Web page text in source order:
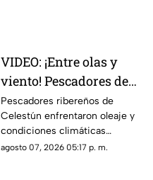
VIDEO: ¡Entre olas y
viento! Pescadores de
Celestún enfrentan
dura travesía por pulpo
Pescadores ribereños de
Celestún enfrentaron oleaje y
condiciones climáticas
adversas durante su travesía
agosto 07, 2026 05:17 p. m.